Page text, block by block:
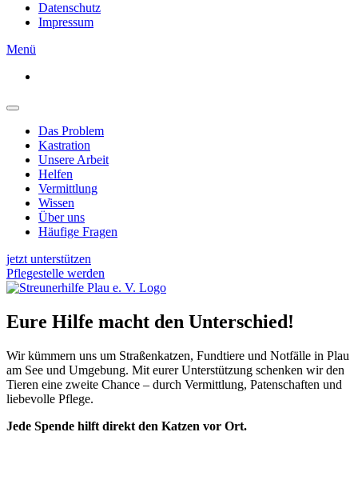
Datenschutz
Impressum
Menü
Das Problem
Kastration
Unsere Arbeit
Helfen
Vermittlung
Wissen
Über uns
Häufige Fragen
jetzt unterstützen
Pflegestelle werden
Eure Hilfe macht den Unterschied!
Wir kümmern uns um Straßenkatzen, Fundtiere und Notfälle in Plau
am See und Umgebung. Mit eurer Unterstützung schenken wir den
Tieren eine zweite Chance – durch Vermittlung, Patenschaften und
liebevolle Pflege.
Jede Spende hilft direkt den Katzen vor Ort.